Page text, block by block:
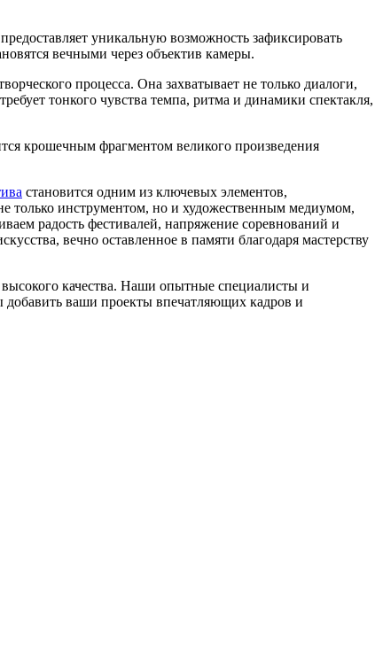
уникальную возможность зафиксировать
вечными через объектив камеры.
процесса. Она захватывает не только диалоги,
тонкого чувства темпа, ритма и динамики спектакля,
крошечным фрагментом великого произведения
становится одним из ключевых элементов,
только инструментом, но и художественным медиумом,
радость фестивалей, напряжение соревнований и
вечно оставленное в памяти благодаря мастерству
качества. Наши опытные специалисты и
добавить ваши проекты впечатляющих кадров и